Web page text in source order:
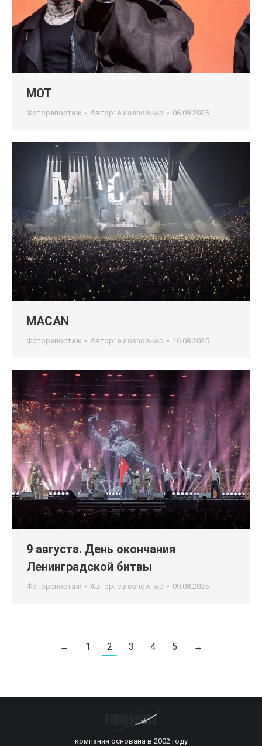
МОТ
Фоторепортаж Автор: euroshow-wp 06.09.2025
MACAN
Фоторепортаж Автор: euroshow-wp 16.08.2025
9 августа. День окончания
Ленинградской битвы
Фоторепортаж Автор: euroshow-wp 09.08.2025
← 1 2 3 4 5 →
компания основана в 2002 году